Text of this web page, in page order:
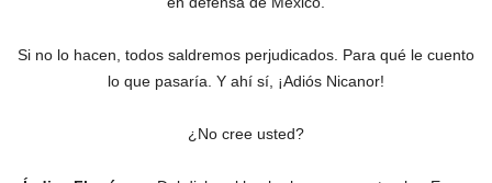
Si no lo hacen, todos saldremos perjudicados. Para qué le cuento
lo que pasaría. Y ahí sí, ¡Adiós Nicanor!
¿No cree usted?